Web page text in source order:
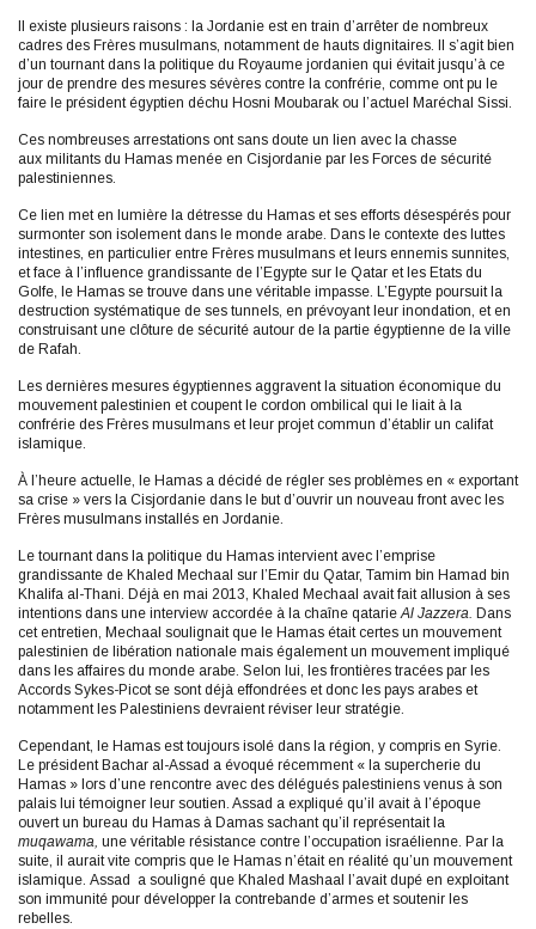
Il existe plusieurs raisons : la Jordanie est en train d’arrêter de nombreux
cadres des Frères musulmans, notamment de hauts dignitaires. Il s’agit bien
d’un tournant dans la politique du Royaume jordanien qui évitait jusqu’à ce
jour de prendre des mesures sévères contre la confrérie, comme ont pu le
faire le président égyptien déchu Hosni Moubarak ou l’actuel Maréchal Sissi.
Ces nombreuses arrestations ont sans doute un lien avec la chasse
aux militants du Hamas menée en Cisjordanie par les Forces de sécurité
palestiniennes.
Ce lien met en lumière la détresse du Hamas et ses efforts désespérés pour
surmonter son isolement dans le monde arabe. Dans le contexte des luttes
intestines, en particulier entre Frères musulmans et leurs ennemis sunnites,
et face à l’influence grandissante de l’Egypte sur le Qatar et les Etats du
Golfe, le Hamas se trouve dans une véritable impasse. L’Egypte poursuit la
destruction systématique de ses tunnels, en prévoyant leur inondation, et en
construisant une clôture de sécurité autour de la partie égyptienne de la ville
de Rafah.
Les dernières mesures égyptiennes aggravent la situation économique du
mouvement palestinien et coupent le cordon ombilical qui le liait à la
confrérie des Frères musulmans et leur projet commun d’établir un califat
islamique.
À l’heure actuelle, le Hamas a décidé de régler ses problèmes en « exportant
sa crise » vers la Cisjordanie dans le but d’ouvrir un nouveau front avec les
Frères musulmans installés en Jordanie.
Le tournant dans la politique du Hamas intervient avec l’emprise
grandissante de Khaled Mechaal sur l’Emir du Qatar, Tamim bin Hamad bin
Khalifa al-Thani. Déjà en mai 2013, Khaled Mechaal avait fait allusion à ses
intentions dans une interview accordée à la chaîne qatarieAl Jazzera. Dans
cet entretien, Mechaal soulignait que le Hamas était certes un mouvement
palestinien de libération nationale mais également un mouvement impliqué
dans les affaires du monde arabe. Selon lui, les frontières tracées par les
Accords Sykes-Picot se sont déjà effondrées et donc les pays arabes et
notamment les Palestiniens devraient réviser leur stratégie.
Cependant, le Hamas est toujours isolé dans la région, y compris en Syrie.
Le président Bachar al-Assad a évoqué récemment « la supercherie du
Hamas » lors d’une rencontre avec des délégués palestiniens venus à son
palais lui témoigner leur soutien. Assad a expliqué qu’il avait à l’époque
ouvert un bureau du Hamas à Damas sachant qu’il représentait la
muqawama, une véritable résistance contre l’occupation israélienne. Par la
suite, il aurait vite compris que le Hamas n’était en réalité qu’un mouvement
islamique. Assad a souligné que Khaled Mashaal l’avait dupé en exploitant
son immunité pour développer la contrebande d’armes et soutenir les
rebelles.